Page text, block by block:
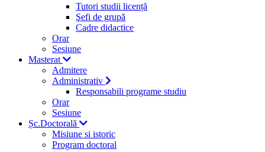
Tutori studii licență
Şefi de grupă
Cadre didactice
Orar
Sesiune
Masterat
Admitere
Administrativ
Responsabili programe studiu
Orar
Sesiune
Șc.Doctorală
Misiune si istoric
Program doctoral